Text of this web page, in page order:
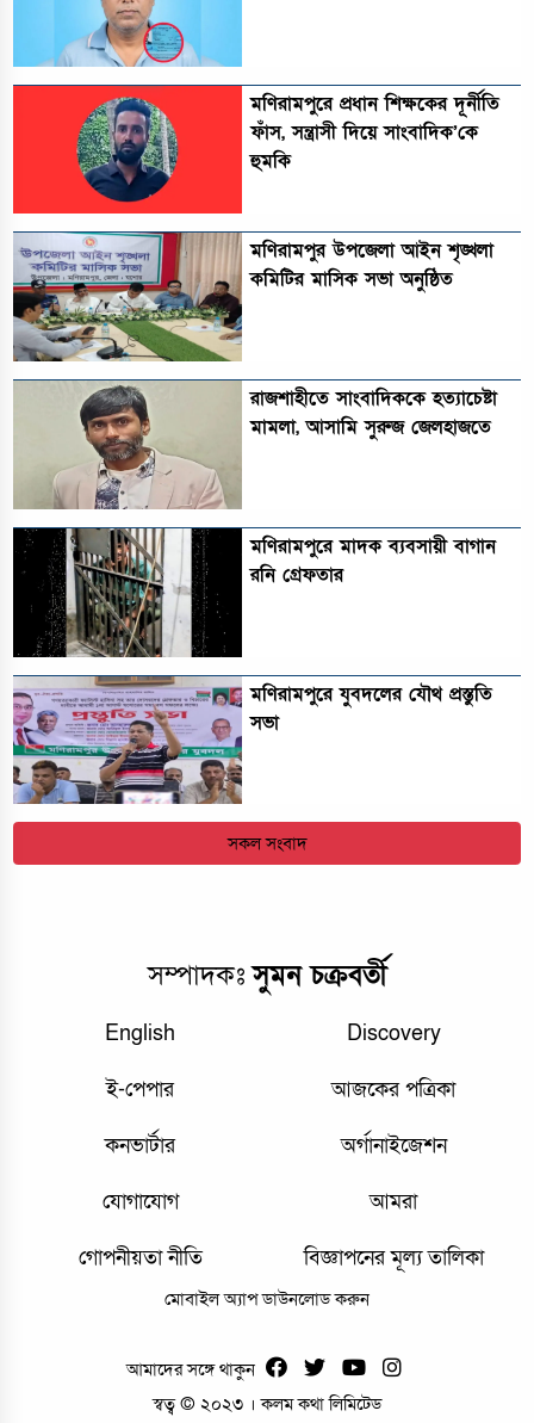
মণিরামপুরে প্রধান শিক্ষকের দূর্নীতি
ফাঁস, সন্ত্রাসী দিয়ে সাংবাদিক’কে
হুমকি
মণিরামপুর উপজেলা আইন শৃঙ্খলা
কমিটির মাসিক সভা অনুষ্ঠিত‎‎
রাজশাহীতে সাংবাদিককে হত্যাচেষ্টা
মামলা, আসামি সুরুজ জেলহাজতে
মণিরামপুরে মাদক ব্যবসায়ী বাগান
রনি গ্রেফতার
মণিরামপুরে যুবদলের যৌথ প্রস্তুতি
সভা
সকল সংবাদ
সম্পাদকঃসুমন চক্রবর্তী
English Discovery
ই-পেপার আজকের পত্রিকা
কনভার্টার অর্গানাইজেশন
যোগাযোগ আমরা
গোপনীয়তা নীতি বিজ্ঞাপনের মূল্য তালিকা
মোবাইল অ্যাপ ডাউনলোড করুন
আমাদের সঙ্গে থাকুন
স্বত্ব © ২০২৩ । কলম কথা লিমিটেড